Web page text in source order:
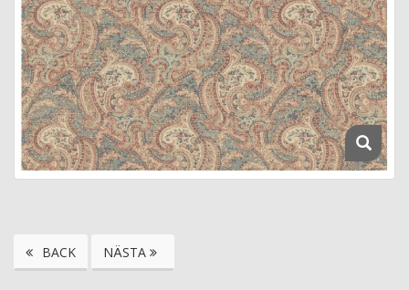
BACK NÄSTA